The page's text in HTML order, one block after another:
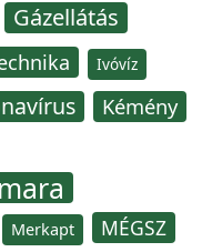
Gázellátás
Ivóvíz
Kémény
Merkapt MÉGSZ